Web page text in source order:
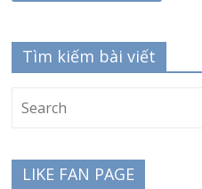
Tìm kiếm bài viết
LIKE FAN PAGE